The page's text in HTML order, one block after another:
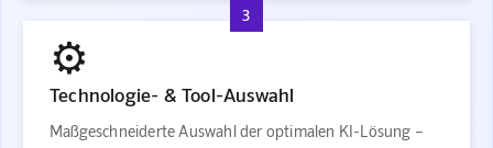
3
⚙️
Technologie- & Tool-Auswahl
Maßgeschneiderte Auswahl der optimalen KI-Lösung –